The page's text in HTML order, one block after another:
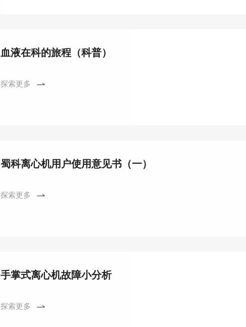
血液在科的旅程（科普）
探索更多
蜀科离心机用户使用意见书（一）
探索更多
手掌式离心机故障小分析
探索更多